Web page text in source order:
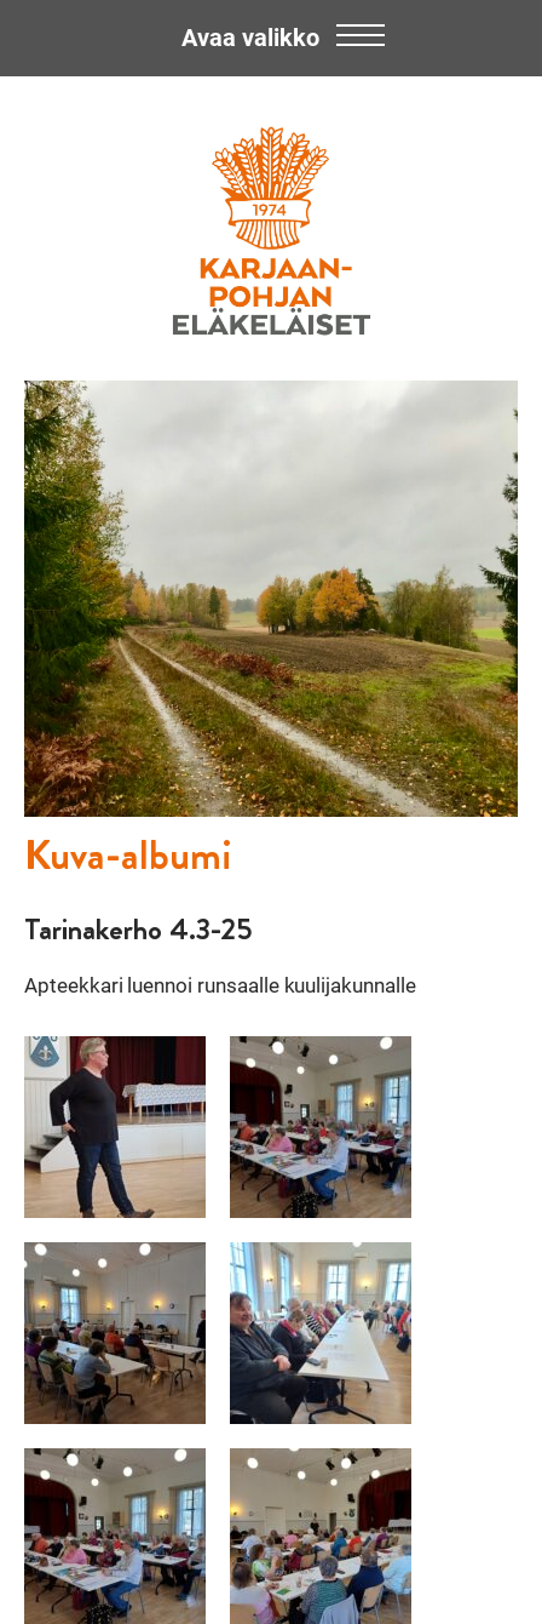
Karjaan-
Pohjan
Eläkeläiset
ry
Avaa valikko
Kuva-albumi
Tarinakerho 4.3-25
Apteekkari luennoi runsaalle kuulijakunnalle